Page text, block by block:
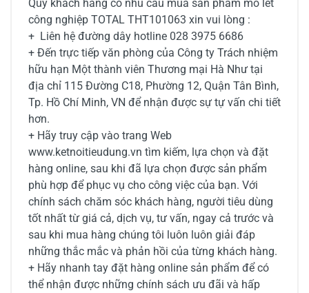
Quý khách hàng có nhu cầu mua sản phẩm mỏ lết
công nghiệp TOTAL THT101063 xin vui lòng :
+ Liên hệ đường dây hotline 028 3975 6686
+ Đến trực tiếp văn phòng của Công ty Trách nhiệm
hữu hạn Một thành viên Thương mại Hà Như tại
địa chỉ 115 Đường C18, Phường 12, Quận Tân Bình,
Tp. Hồ Chí Minh, VN để nhận được sự tự vấn chi tiết
hơn.
+ Hãy truy cập vào trang Web
www.ketnoitieudung.vn tìm kiếm, lựa chọn và đặt
hàng online, sau khi đã lựa chọn được sản phẩm
phù hợp để phục vụ cho công việc của bạn. Với
chính sách chăm sóc khách hàng, người tiêu dùng
tốt nhất từ giá cả, dịch vụ, tư vấn, ngay cả trước và
sau khi mua hàng chúng tôi luôn luôn giải đáp
những thắc mắc và phản hồi của từng khách hàng.
+ Hãy nhanh tay đặt hàng online sản phẩm để có
thể nhận được những chính sách ưu đãi và hấp